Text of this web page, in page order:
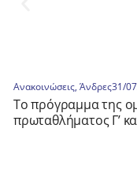
Ανακοινώσεις, Άνδρες31/
Τo πρόγραμμα της
πρωταθλήματος Γ’